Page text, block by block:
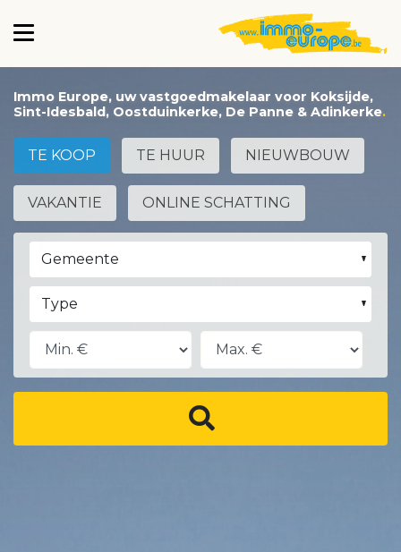
Immo Europe, uw vastgoedmakelaar voor Koksijde,
Sint-Idesbald, Oostduinkerke, De Panne & Adinkerke
TE KOOP TE HUUR NIEUWBOUW
VAKANTIE ONLINE SCHATTING
Gemeente
Type